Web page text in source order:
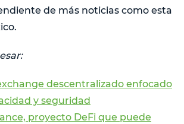
de más noticias como esta
descentralizado enfocado
y seguridad
proyecto DeFi que puede